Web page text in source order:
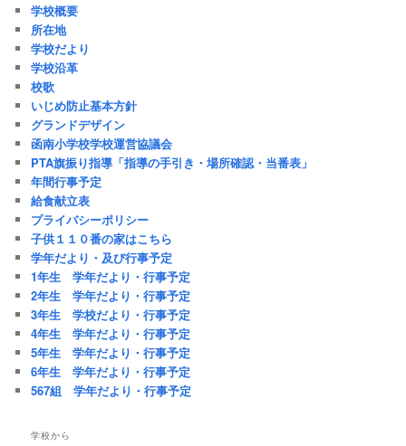
学校概要
所在地
学校だより
学校沿革
校歌
いじめ防止基本方針
グランドデザイン
函南小学校学校運営協議会
PTA旗振り指導「指導の手引き・場所確認・当番表」
年間行事予定
給食献立表
プライバシーポリシー
子供１１０番の家はこちら
学年だより・及び行事予定
1年生 学年だより・行事予定
2年生 学年だより・行事予定
3年生 学校だより・行事予定
4年生 学年だより・行事予定
5年生 学年だより・行事予定
6年生 学年だより・行事予定
567組 学年だより・行事予定
学校から